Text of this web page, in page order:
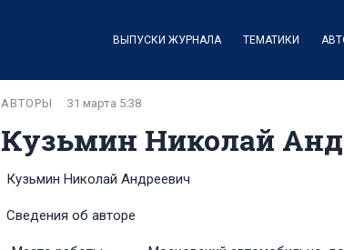
ВЫПУСКИ ЖУРНАЛА ТЕМАТИКИ
Кузьмин Николай
АВТОРЫ 31 марта 5:38
Кузьмин Николай Андреевич
Сведения об авторе